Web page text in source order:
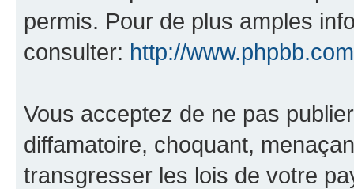
permis. Pour de plus amples
consulter: http://
Vous acceptez de ne pas
diffamatoire, choquant,
transgresser les lois de votre